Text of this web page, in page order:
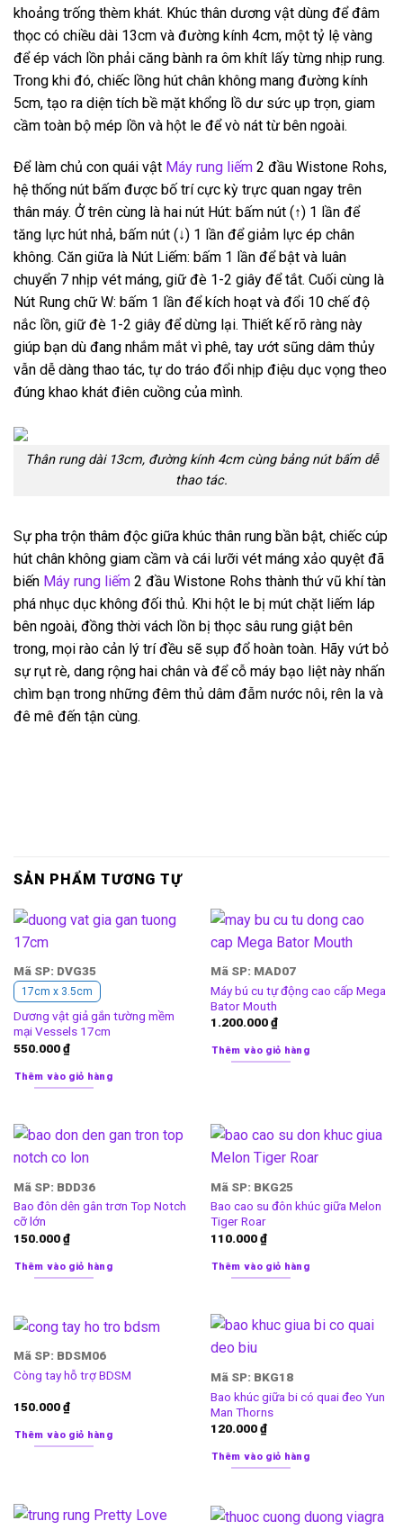
khoảng trống thèm khát. Khúc thân dương vật dùng để đâm
thọc có chiều dài 13cm và đường kính 4cm, một tỷ lệ vàng
để ép vách lồn phải căng bành ra ôm khít lấy từng nhịp rung.
Trong khi đó, chiếc lồng hút chân không mang đường kính
5cm, tạo ra diện tích bề mặt khổng lồ dư sức ụp trọn, giam
cầm toàn bộ mép lồn và hột le để vò nát từ bên ngoài.
Để làm chủ con quái vật Máy rung liếm 2 đầu Wistone Rohs,
hệ thống nút bấm được bố trí cực kỳ trực quan ngay trên
thân máy. Ở trên cùng là hai nút Hút: bấm nút (↑) 1 lần để
tăng lực hút nhả, bấm nút (↓) 1 lần để giảm lực ép chân
không. Căn giữa là Nút Liếm: bấm 1 lần để bật và luân
chuyển 7 nhịp vét máng, giữ đè 1-2 giây để tắt. Cuối cùng là
Nút Rung chữ W: bấm 1 lần để kích hoạt và đổi 10 chế độ
nắc lồn, giữ đè 1-2 giây để dừng lại. Thiết kế rõ ràng này
giúp bạn dù đang nhắm mắt vì phê, tay ướt sũng dâm thủy
vẫn dễ dàng thao tác, tự do tráo đổi nhịp điệu dục vọng theo
đúng khao khát điên cuồng của mình.
Thân rung dài 13cm, đường kính 4cm cùng bảng nút bấm dễ
thao tác.
Sự pha trộn thâm độc giữa khúc thân rung bần bật, chiếc cúp
hút chân không giam cầm và cái lưỡi vét máng xảo quyệt đã
biến Máy rung liếm 2 đầu Wistone Rohs thành thứ vũ khí tàn
phá nhục dục không đối thủ. Khi hột le bị mút chặt liếm láp
bên ngoài, đồng thời vách lồn bị thọc sâu rung giật bên
trong, mọi rào cản lý trí đều sẽ sụp đổ hoàn toàn. Hãy vứt bỏ
sự rụt rè, dang rộng hai chân và để cỗ máy bạo liệt này nhấn
chìm bạn trong những đêm thủ dâm đẫm nước nôi, rên la và
đê mê đến tận cùng.
SẢN PHẨM TƯƠNG TỰ
Mã SP: DVG35
17cm x 3.5cm
Dương vật giả gắn tường mềm
mại Vessels 17cm
550.000₫
Thêm vào giỏ hàng
Mã SP: MAD07
Máy bú cu tự động cao cấp Mega
Bator Mouth
1.200.000₫
Thêm vào giỏ hàng
Mã SP: BDD36
Bao đôn dên gân trơn Top Notch
cỡ lớn
150.000₫
Thêm vào giỏ hàng
Mã SP: BKG25
Bao cao su đôn khúc giữa Melon
Tiger Roar
110.000₫
Thêm vào giỏ hàng
Mã SP: BDSM06
Còng tay hỗ trợ BDSM
150.000₫
Thêm vào giỏ hàng
Mã SP: BKG18
Bao khúc giữa bi có quai đeo Yun
Man Thorns
120.000₫
Thêm vào giỏ hàng